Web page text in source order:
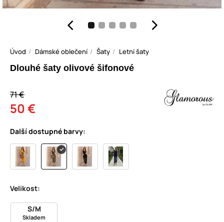
Úvod Dámské oblečení Šaty Letní šaty
Dlouhé šaty olivové šifonové
71 €
50 €
Další dostupné barvy:
Velikost:
S/M
Skladem